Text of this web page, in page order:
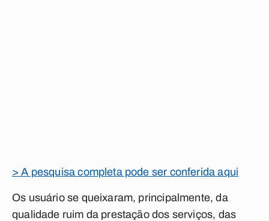
> A pesquisa completa pode ser conferida aqui
Os usuário se queixaram, principalmente, da
qualidade ruim da prestação dos serviços, das